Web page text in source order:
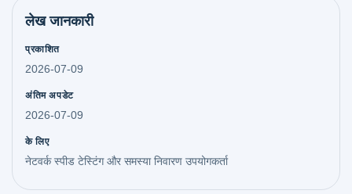
लेख जानकारी
प्रकाशित
2026-07-09
अंतिम अपडेट
2026-07-09
के लिए
नेटवर्क स्पीड टेस्टिंग और समस्या निवारण उपयोगकर्ता